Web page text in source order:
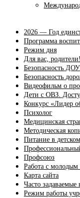
2026 — Год
Программа
Режим дня
Для вас, родители!
Безопасность ДОУ
Безопасность
Видеофильм о
Дети с ОВЗ.
Конкурс «Лидер
Психолог
Медицинская
Методическая
Питание в
Профсоюз
Работа с молодым
Карта сайта
Часто задаваемые
Режим работы